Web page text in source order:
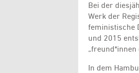
Bei der
Werk der
feministische
und 2015
In dem